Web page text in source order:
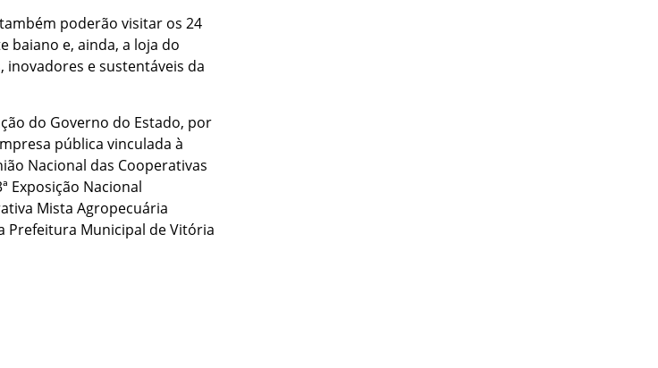
poderão visitar os 24
baiano e, ainda, a loja do
e sustentáveis da
do Governo do Estado, por
pública vinculada à
Nacional das Cooperativas
Exposição Nacional
Mista Agropecuária
Prefeitura Municipal de Vitória